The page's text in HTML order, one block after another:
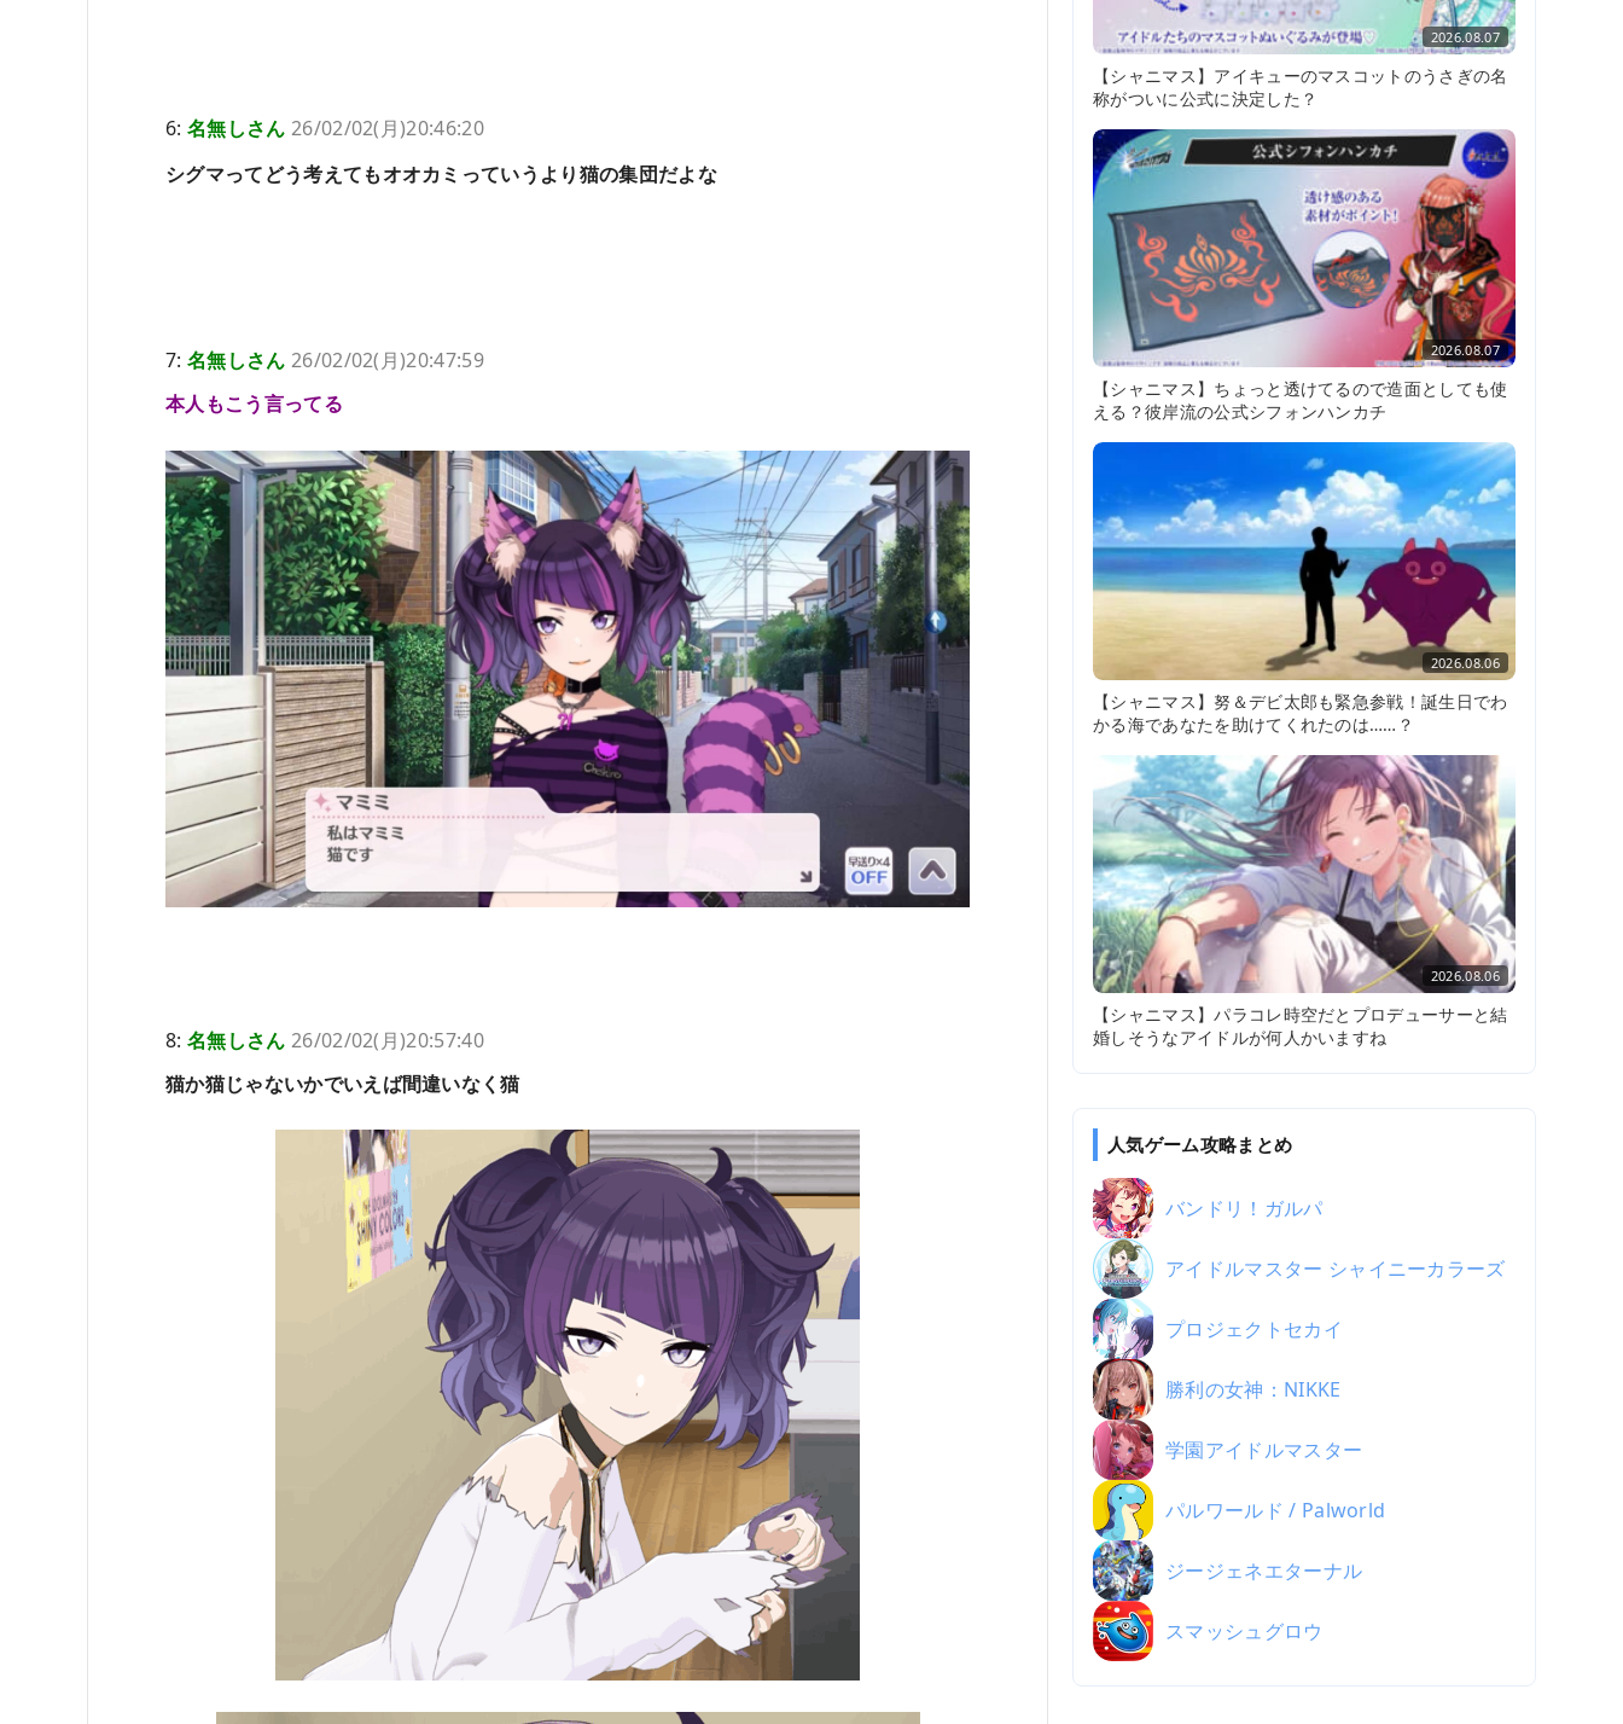
6: 名無しさん 26/02/02(月)20:46:20
シグマってどう考えてもオオカミっていうより猫の集団だよな
7: 名無しさん 26/02/02(月)20:47:59
本人もこう言ってる
8: 名無しさん 26/02/02(月)20:57:40
猫か猫じゃないかでいえば間違いなく猫
2026.08.07
【シャニマス】アイキューのマスコットのうさぎの名
称がついに公式に決定した？
2026.08.07
【シャニマス】ちょっと透けてるので造面としても使
える？彼岸流の公式シフォンハンカチ
2026.08.06
【シャニマス】努＆デビ太郎も緊急参戦！誕生日でわ
かる海であなたを助けてくれたのは……？
2026.08.06
【シャニマス】パラコレ時空だとプロデューサーと結
婚しそうなアイドルが何人かいますね
人気ゲーム攻略まとめ
バンドリ！ガルパ
アイドルマスター シャイニーカラーズ
プロジェクトセカイ
勝利の女神：NIKKE
学園アイドルマスター
パルワールド / Palworld
ジージェネエターナル
スマッシュグロウ